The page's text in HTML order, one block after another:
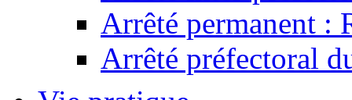
Arrêté permanent :
Arrêté préfectoral